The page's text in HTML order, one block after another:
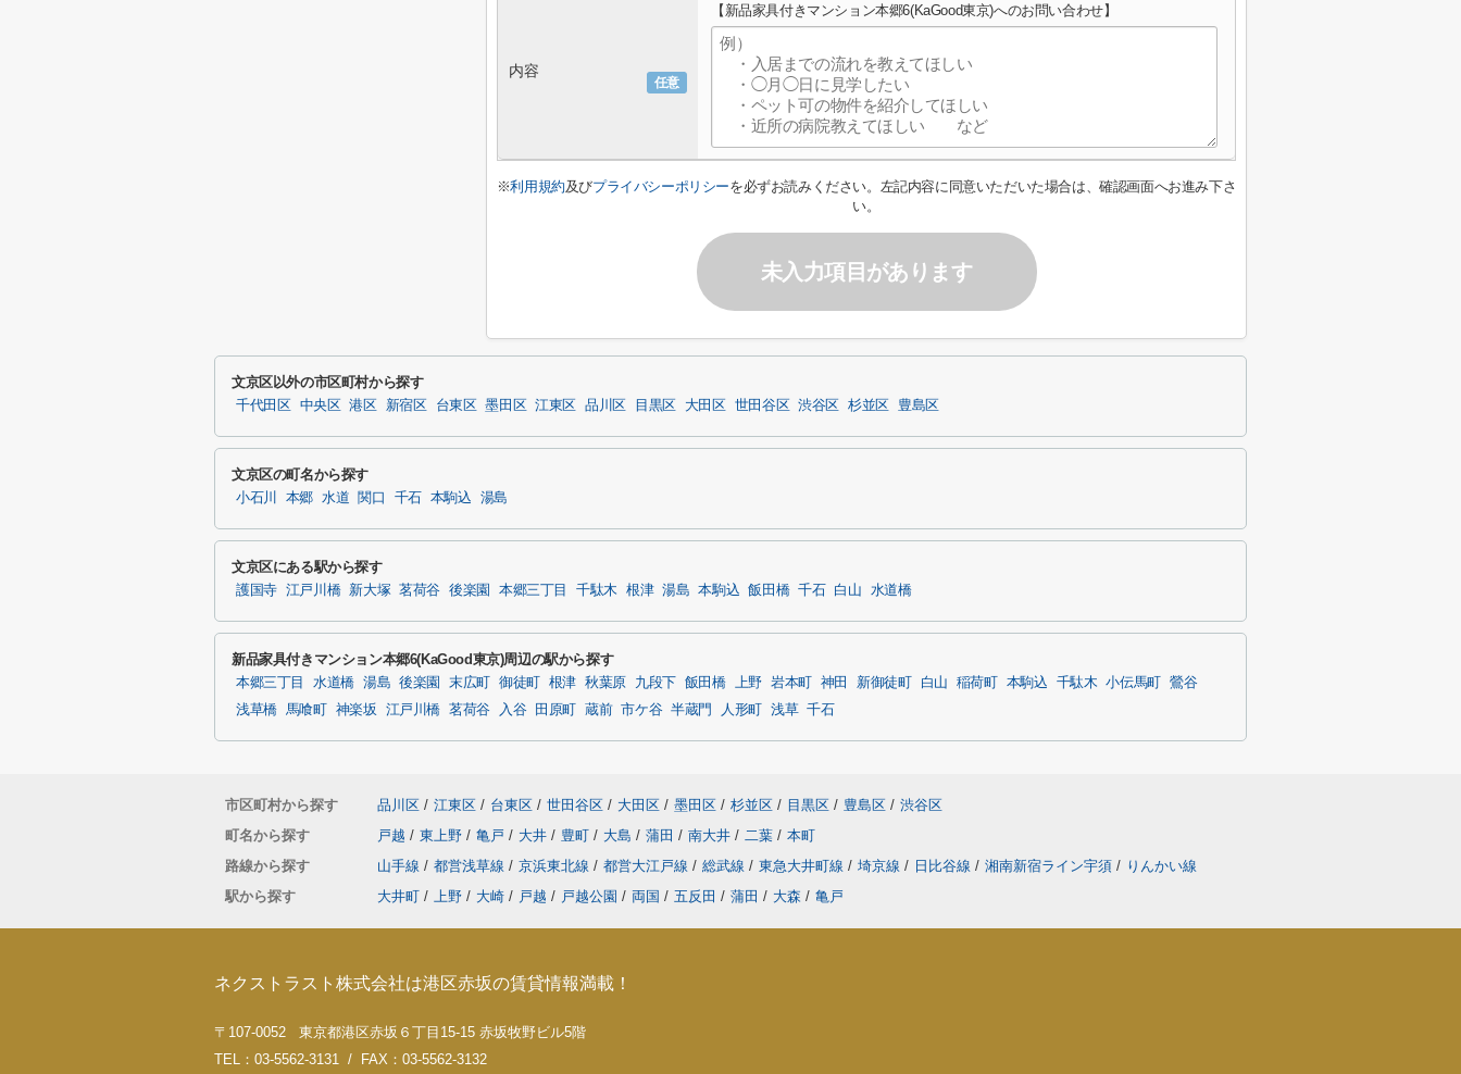
任意
内容
【新品家具付きマンション本郷6(KaGood東京)へのお問い合わせ】
※利用規約及びプライバシーポリシーを必ずお読みください。左記内容に同意いただいた場合は、確認画面へお進み下さ
い。
未入力項目があります
文京区以外の市区町村から探す
千代田区 中央区 港区 新宿区 台東区 墨田区 江東区 品川区 目黒区 大田区 世田谷区 渋谷区 杉並区 豊島区
文京区の町名から探す
小石川 本郷 水道 関口 千石 本駒込 湯島
文京区にある駅から探す
護国寺 江戸川橋 新大塚 茗荷谷 後楽園 本郷三丁目 千駄木 根津 湯島 本駒込 飯田橋 千石 白山 水道橋
新品家具付きマンション本郷6(KaGood東京)周辺の駅から探す
本郷三丁目 水道橋 湯島 後楽園 末広町 御徒町 根津 秋葉原 九段下 飯田橋 上野 岩本町 神田 新御徒町 白山 稲荷町 本駒込 千駄木 小伝馬町
鶯谷
浅草橋 馬喰町 神楽坂 江戸川橋 茗荷谷 入谷 田原町 蔵前 市ケ谷 半蔵門 人形町 浅草 千石
市区町村から探す 品川区 / 江東区 / 台東区 / 世田谷区 / 大田区 / 墨田区 / 杉並区 / 目黒区 / 豊島区 / 渋谷区
町名から探す
戸越 / 東上野 / 亀戸 / 大井 / 豊町 / 大島 / 蒲田 / 南大井 / 二葉 / 本町
路線から探す
山手線 / 都営浅草線 / 京浜東北線 / 都営大江戸線 / 総武線 / 東急大井町線 / 埼京線 / 日比谷線 / 湘南新宿ライン宇須 / りんかい線
駅から探す
大井町 / 上野 / 大崎 / 戸越 / 戸越公園 / 両国 / 五反田 / 蒲田 / 大森 / 亀戸
ネクストラスト株式会社は港区赤坂の賃貸情報満載！
〒107-0052 東京都港区赤坂６丁目15-15 赤坂牧野ビル5階
TEL：03-5562-3131 / FAX：03-5562-3132